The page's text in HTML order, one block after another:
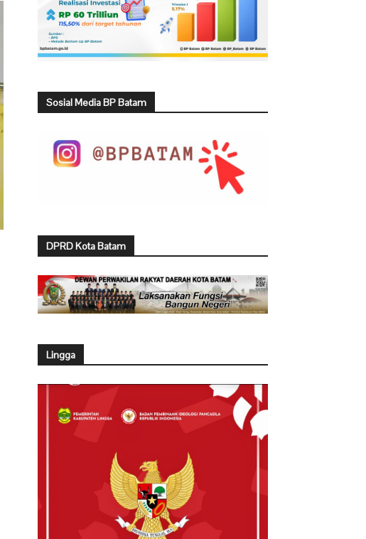
Sosial Media BP Batam
DPRD Kota Batam
Lingga